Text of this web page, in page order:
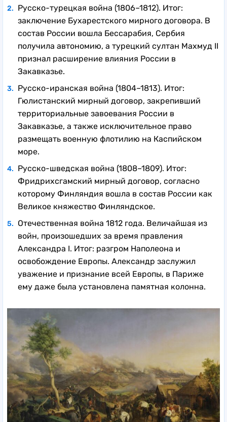
Русско-турецкая война (1806–1812). Итог:
заключение Бухарестского мирного договора. В
состав России вошла Бессарабия, Сербия
получила автономию, а турецкий султан Махмуд II
признал расширение влияния России в
Закавказье.
Русско-иранская война (1804–1813). Итог:
Гюлистанский мирный договор, закрепивший
территориальные завоевания России в
Закавказье, а также исключительное право
размещать военную флотилию на Каспийском
море.
Русско-шведская война (1808–1809). Итог:
Фридрихсгамский мирный договор, согласно
которому Финляндия вошла в состав России как
Великое княжество Финляндское.
Отечественная война 1812 года. Величайшая из
войн, произошедших за время правления
Александра I. Итог: разгром Наполеона и
освобождение Европы. Александр заслужил
уважение и признание всей Европы, в Париже
ему даже была установлена памятная колонна.